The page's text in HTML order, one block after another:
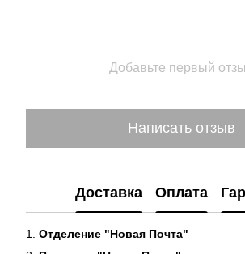
Добавьте первый
Написать отзыв
Доставка Оплата
1. Отделение "Новая Почта"